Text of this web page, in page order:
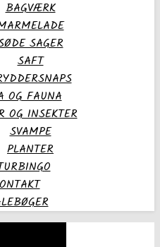
BAGVÆRK
SAGER
SAFT
OG FAUNA
OG INSEKTER
SVAMPE
PLANTER